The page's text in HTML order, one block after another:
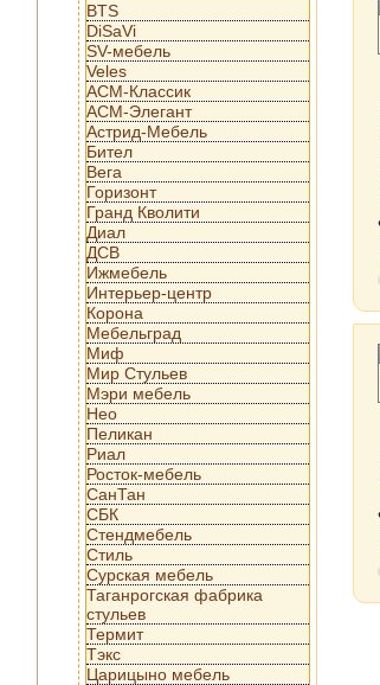
BTS
DiSaVi
SV-мебель
Veles
АСМ-Классик
АСМ-Элегант
Астрид-Мебель
Бител
Вега
Горизонт
Гранд Кволити
Диал
ДСВ
Ижмебель
Интерьер-центр
Корона
Мебельград
Миф
Мир Стульев
Мэри мебель
Нео
Пеликан
Риал
Росток-мебель
СанТан
СБК
Стендмебель
Стиль
Сурская мебель
Таганрогская фабрика
стульев
Термит
Тэкс
Царицыно мебель